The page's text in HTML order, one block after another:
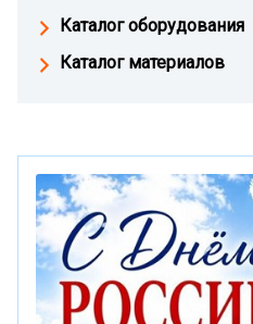
Каталог оборудования
Каталог материалов